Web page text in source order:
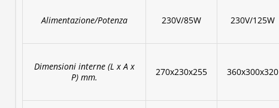
Alimentazione/Potenza 230V/85W 230V/125W
Dimensioni interne (L x A x
P) mm.
270x230x255 360x300x320